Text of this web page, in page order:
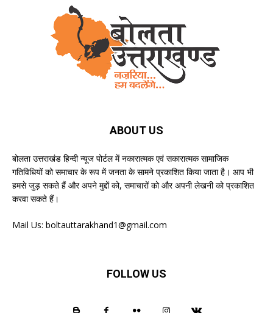
ABOUT US
बोलता उत्तराखंड हिन्दी न्यूज पोर्टल में नकारात्मक एवं सकारात्मक सामाजिक
गतिविधियों को समाचार के रूप में जनता के सामने प्रकाशित किया जाता है। आप भी
हमसे जुड़ सकते हैं और अपने मुद्दों को, समाचारों को और अपनी लेखनी को प्रकाशित
करवा सकते हैं।
Mail Us: boltauttarakhand1@gmail.com
FOLLOW US